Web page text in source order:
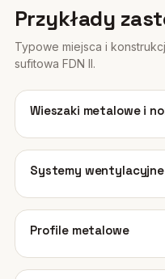
Przykłady
Typowe miejsca i
sufitowa FDN II.
01
Wieszaki metalowe i
02
Systemy wentylacyjne
03
Profile metalowe